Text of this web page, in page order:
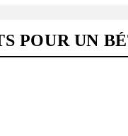
POUR UN